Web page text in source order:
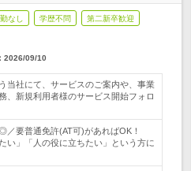
なし 学歴不問 第二新卒歓迎
2026/09/10
当社にて、サービスのご案内や、事業
、新規利用者様のサービス開始フォロ
要普通免許(AT可)があればOK！
い」「人の役に立ちたい」という方に